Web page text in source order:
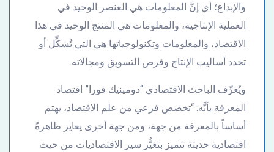
والإبداع؛ أي إنَّ المعلومات هي العنصر الوحيد في
العملية الإنتاجية‏، والمعلومات هي المنتج الوحيد في هذا
الاقتصاد‏، والمعلومات وتكنولوجياتها هي التي تُشكِّل أو
تحدد أساليب الإنتاج وفرص التسويق ومجالاته‏.‏
ويُعرِّف الباحث الاقتصادي “دومينيك فورا” اقتصاد
المعرفة بأنَّه: “تخصص فرعي من علم الاقتصاد، يهتم
أساساً بالمعرفة من جهة، ومن جهة أخرى يعاير ظاهرةً
اقتصادية حديثة تتميز بتغيُّر سير الاقتصاديات من حيث